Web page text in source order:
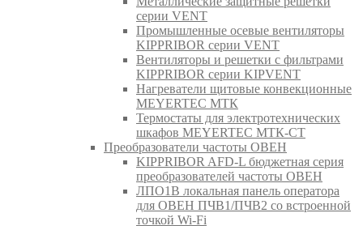
серии VENT
Промышленные осевые вентиляторы
KIPPRIBOR серии VENT
Вентиляторы и решетки с фильтрами
KIPPRIBOR серии KIPVENT
Нагреватели щитовые конвекционные
MEYERTEC МТК
Термостаты для электротехнических
шкафов MEYERTEC МТК-СТ
Преобразователи частоты ОВЕН
KIPPRIBOR AFD-L бюджетная серия
преобразователей частоты ОВЕН
ЛПО1В локальная панель оператора
для ОВЕН ПЧВ1/ПЧВ2 со встроенной
точкой Wi-Fi